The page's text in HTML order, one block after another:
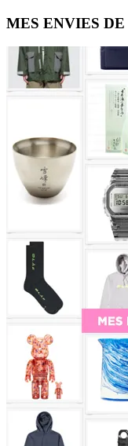
Primary
Sidebar
MES ENVIES